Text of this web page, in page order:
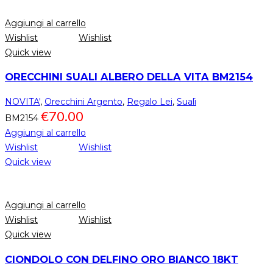
Aggiungi al carrello
Wishlist
Wishlist
Quick view
ORECCHINI SUALI ALBERO DELLA VITA BM2154
NOVITA', Orecchini Argento, Regalo Lei, Sualì
BM2154 €70.00
Aggiungi al carrello
Wishlist
Wishlist
Quick view
Aggiungi al carrello
Wishlist
Wishlist
Quick view
CIONDOLO CON DELFINO ORO BIANCO 18KT